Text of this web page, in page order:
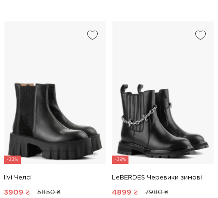
-33%
Ilvi Челсі
3909 ₴ 5850 ₴
-39%
LeBERDES Черевики зимові
4899 ₴ 7980 ₴